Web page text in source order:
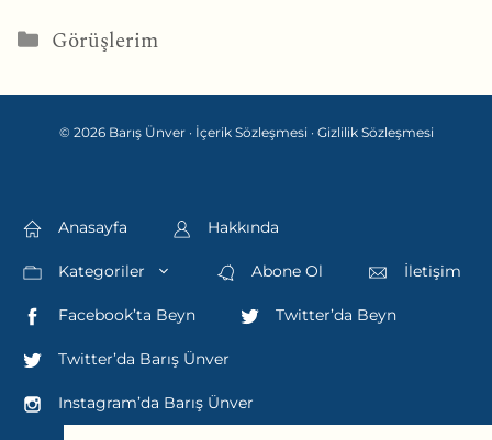
Kategoriler
Görüşlerim
© 2026 Barış Ünver · İçerik Sözleşmesi · Gizlilik Sözleşmesi
Anasayfa Hakkında
Kategoriler Abone Ol İletişim
Facebook’ta Beyn Twitter’da Beyn
Twitter’da Barış Ünver
Instagram’da Barış Ünver